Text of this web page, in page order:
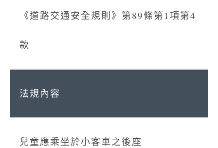
《道路交通安全規則》第89條第1項第4
款
兒童應乘坐於小客車之後座